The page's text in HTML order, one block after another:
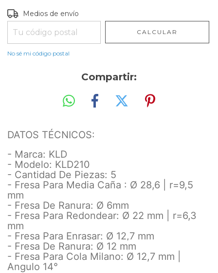
Entregas para el CP:
Medios de envío
CALCULAR
No sé mi código postal
Compartir:
DATOS TÉCNICOS:
- Marca: KLD
- Modelo: KLD210
- Cantidad De Piezas: 5
- Fresa Para Media Caña : Ø 28,6 | r=9,5
mm
- Fresa De Ranura: Ø 6mm
- Fresa Para Redondear: Ø 22 mm | r=6,3
mm
- Fresa Para Enrasar: Ø 12,7 mm
- Fresa De Ranura: Ø 12 mm
- Fresa Para Cola Milano: Ø 12,7 mm |
Angulo 14°